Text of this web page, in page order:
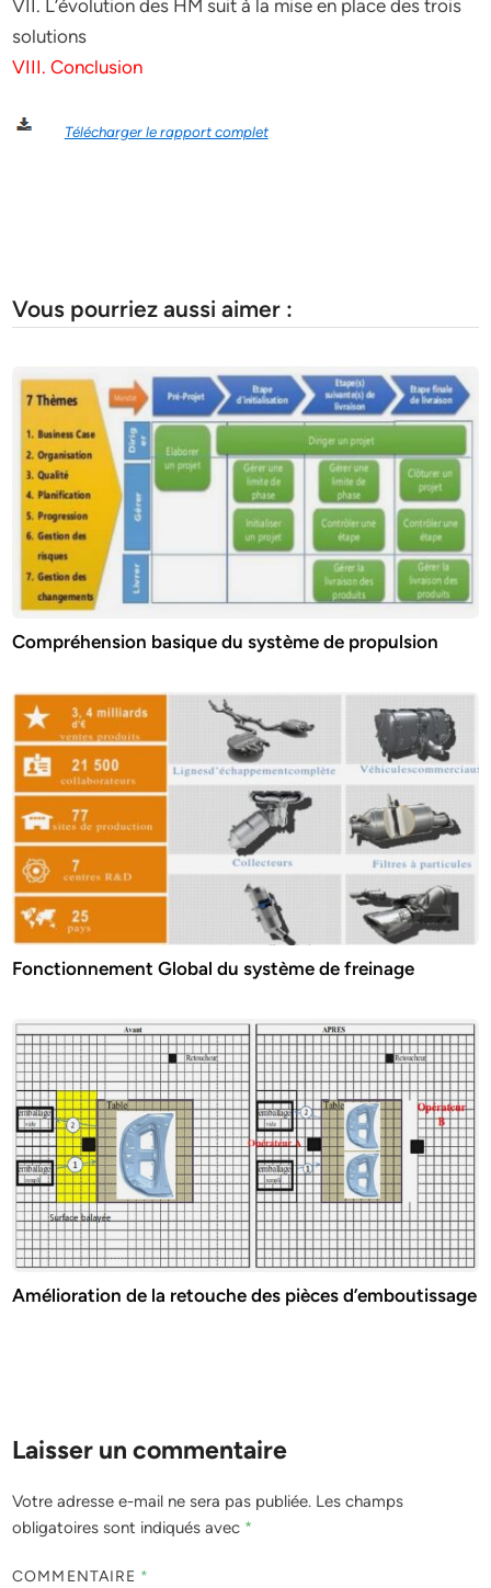
VII. L’évolution des HM suit à la mise en place des trois
solutions
VIII. Conclusion
Télécharger le rapport complet
Vous pourriez aussi aimer :
Compréhension basique du système de propulsion
Fonctionnement Global du système de freinage
Amélioration de la retouche des pièces d’emboutissage
Laisser un commentaire
Votre adresse e-mail ne sera pas publiée. Les champs
obligatoires sont indiqués avec *
COMMENTAIRE *